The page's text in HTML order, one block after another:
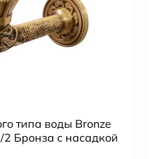
типа воды Bronze
Бронза с насадкой